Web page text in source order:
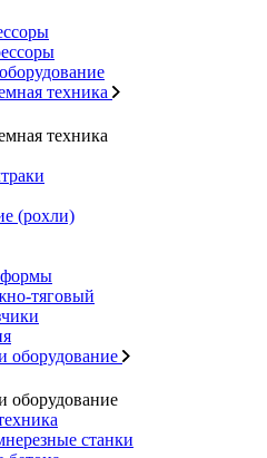
техника
техника
(рохли)
тяговый
оборудование
оборудование
станки